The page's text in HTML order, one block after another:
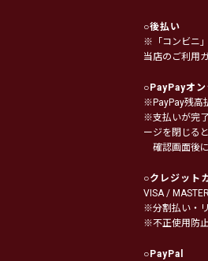
○後払い
※「コンビニ
当店のご利用
○ PayPayオ
※PayPay残高
※支払いが完
ージを閉じる
確認画面後に
○クレジット
VISA /
※分割払い・
※不正使用防
○ PayPal